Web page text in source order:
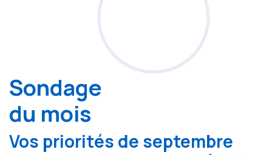
Sondage
du mois
Vos priorités de septembre